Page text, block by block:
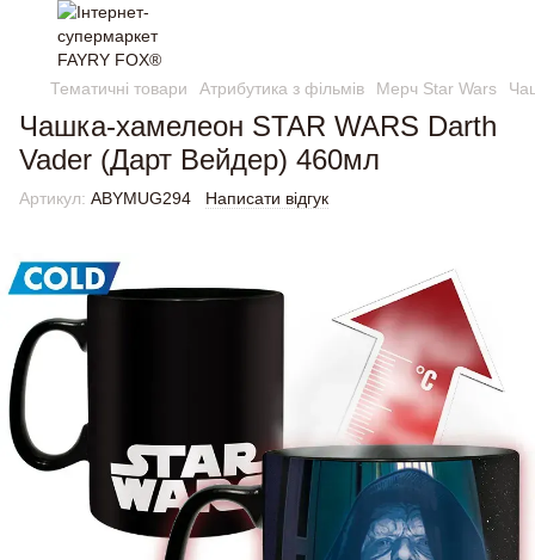
Тематичні товари Атрибутика з фільмів Мерч Star Wars
Чашка-хамелеон STAR WARS Darth
Vader (Дарт Вейдер) 460мл
Артикул: ABYMUG294 Написати відгук